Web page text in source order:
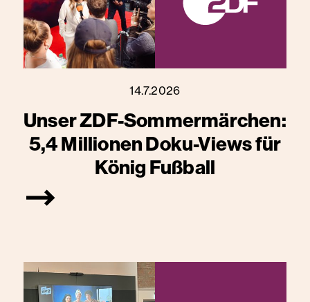
14.7.2026
Unser ZDF-Sommermärchen:
5,4 Millionen Doku-Views für
König Fußball